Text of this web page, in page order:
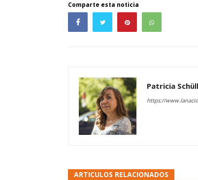
Comparte esta noticia
Patricia
https://
ARTICULOS RELACIONADOS